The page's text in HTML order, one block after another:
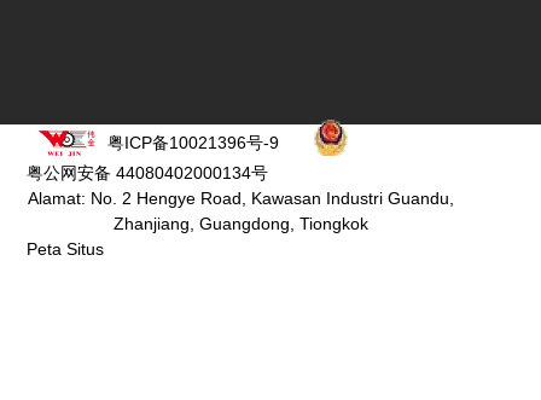
粤ICP备10021396号-9
粤公网安备 44080402000134号
Alamat: No. 2 Hengye Road, Kawasan Industri Guandu,
Zhanjiang, Guangdong, Tiongkok
Peta Situs